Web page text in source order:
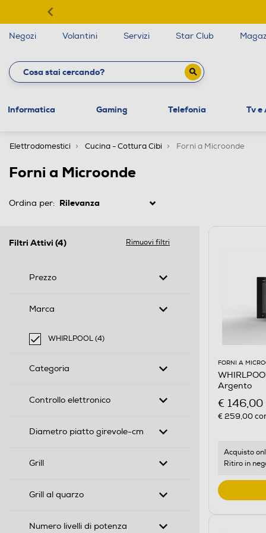
Negozi Volantini Servizi Star Club
Informatica Gaming Telefonia Tv e
Elettrodomestici Cucina - Cottura Cibi Forni a Microonde
Forni a Microonde
Ordina per:
Filtri Attivi (4) Rimuovi filtri
Prezzo
Marca
WHIRLPOOL (4)
Categoria
Controllo elettronico
Diametro piatto girevole-cm
Grill
Grill al quarzo
Numero livelli di potenza
FORNI A
Argento
€ 146,00
€ 259,00
Acquisto
Ritiro in